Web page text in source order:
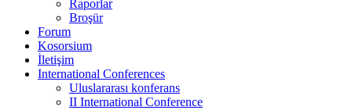
Raporlar
Broşür
Forum
Kosorsium
İletişim
International Conferences
Uluslararası konferans
II International Conference